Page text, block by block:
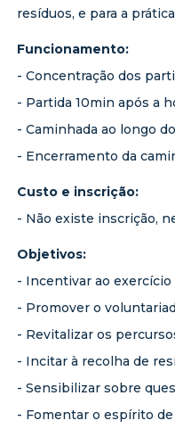
resíduos, e para a
Funcionamento:
- Concentração dos
- Partida 10min após a
- Caminhada ao longo
- Encerramento da
Custo e inscrição:
- Não existe inscrição,
Objetivos:
- Incentivar ao exercício
- Promover o
- Revitalizar os
- Incitar à recolha de
- Sensibilizar sobre
- Fomentar o espírito